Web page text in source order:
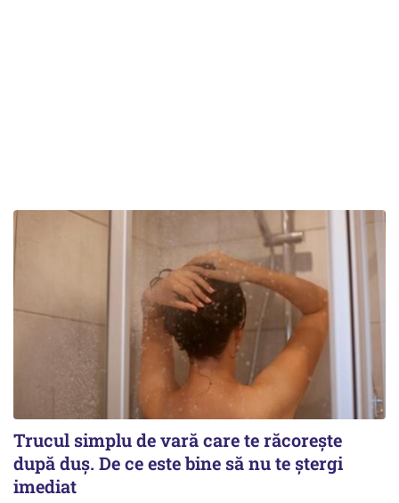
Trucul simplu de vară care te răcorește
după duș. De ce este bine să nu te ștergi
imediat